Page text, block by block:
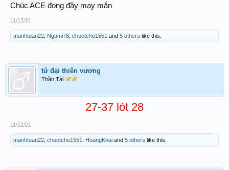
Chúc ACE đong đầy may mắn
11/12/21
manhtuan22 Ngami78 chuotcho1551 and 5 others like this.
tứ đại thiên vương
Thần Tài
27-37 lót 28
11/12/21
manhtuan22 chuotcho1551 HoangKhai and 5 others like this.